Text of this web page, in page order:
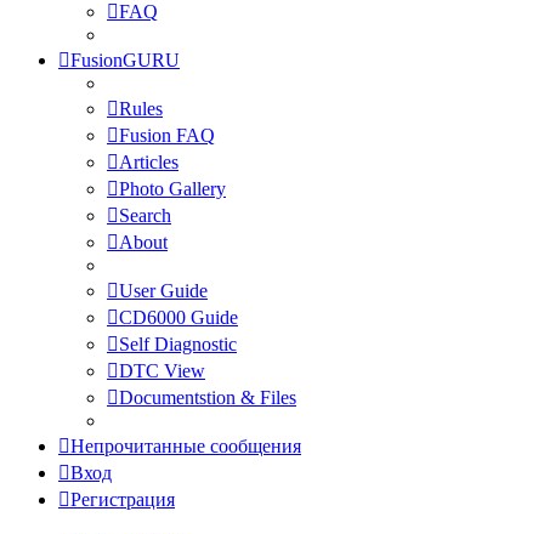
FAQ
FusionGURU
Rules
Fusion FAQ
Articles
Photo Gallery
Search
About
User Guide
CD6000 Guide
Self Diagnostic
DTC View
Documentstion & Files
Непрочитанные сообщения
Вход
Регистрация